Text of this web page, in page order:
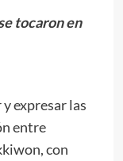
tocaron en
expresar las
entre
con